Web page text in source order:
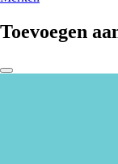
Toevoegen